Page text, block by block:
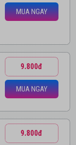
MUA NGAY
9.800đ
MUA NGAY
9.800đ